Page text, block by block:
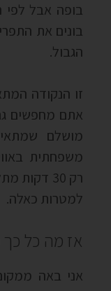
בופה אבל לפי
בונים את
הגבול.
זו הנקודה
אתם מחפשים
משפחתית
רק 30
למטרות כאלה.
אז מה כל כך
אני באה